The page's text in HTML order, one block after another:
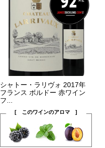
シャトー・ラリヴォ 2017年
フランス ボルドー 赤ワイン
フ...
[ このワインのアロマ ]